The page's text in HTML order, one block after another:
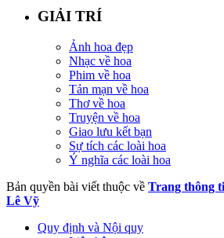
GIẢI TRÍ
Ảnh hoa đẹp
Nhạc về hoa
Phim về hoa
Tản mạn về hoa
Thơ về hoa
Truyện về hoa
Giao lưu kết bạn
Sự tích các loài hoa
Ý nghĩa các loài hoa
Bản quyền bài viết thuộc về Trang thông
Lê Vỹ
Quy định và Nội quy